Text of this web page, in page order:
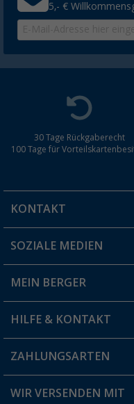
5,- €
30 Tage Rückgaberecht
100 Tage für
KONTAKT
Du hast eine Frage?
Filiale finden
SOZIALE MEDIEN
MEIN BERGER
Vorteilskarte
Blog
HILFE & KONTAKT
FAQ & Kontakt
Versandinformationen
ZAHLUNGSARTEN
WIR VERSENDEN MIT